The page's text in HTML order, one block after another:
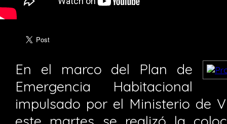
En el marco del Plan de
Emergencia Habitacional
impulsado por el Ministerio de